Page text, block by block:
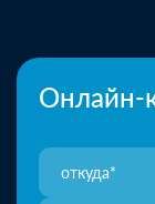
Онлайн-